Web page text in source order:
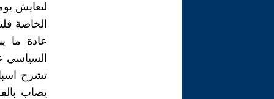
لتعايش
الخاصة
عادة ما
السياسي
تشرح
يصاب